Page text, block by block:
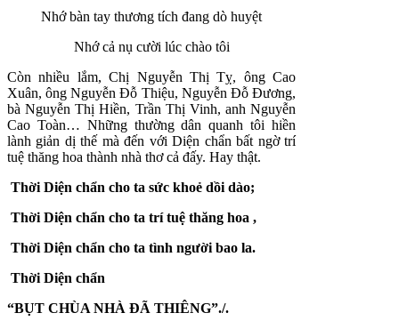
Nhớ bàn tay thương tích đang dò huyệt
Nhớ cả nụ cười lúc chào tôi
Còn nhiều lắm, Chị Nguyễn Thị Tỵ, ông Cao
Xuân, ông Nguyễn Đỗ Thiệu, Nguyễn Đỗ Đương,
bà Nguyễn Thị Hiền, Trần Thị Vinh, anh Nguyễn
Cao Toàn… Những thường dân quanh tôi hiền
lành giản dị thế mà đến với Diện chẩn bất ngờ trí
tuệ thăng hoa thành nhà thơ cả đấy. Hay thật.
Thời Diện chẩn cho ta sức khoẻ dồi dào;
Thời Diện chẩn cho ta trí tuệ thăng hoa ,
Thời Diện chẩn cho ta tình người bao la.
Thời Diện chẩn
“BỤT CHÙA NHÀ ĐÃ THIÊNG”./.